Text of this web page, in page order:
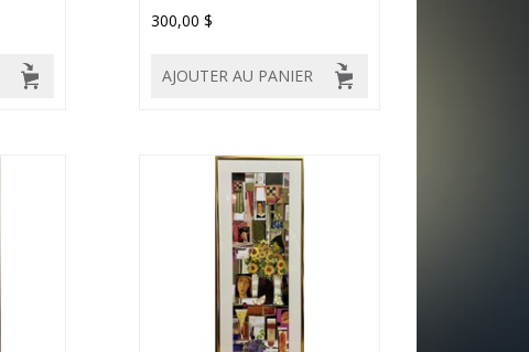
300,00 $
AJOUTER AU PANIER